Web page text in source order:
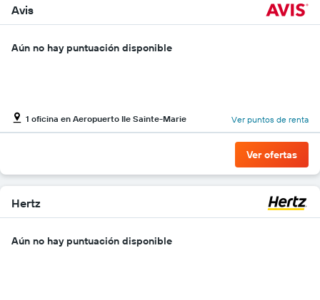
Avis
Aún no hay puntuación disponible
1 oficina en Aeropuerto Ile Sainte-Marie Ver puntos de renta
Ver ofertas
Hertz
Aún no hay puntuación disponible